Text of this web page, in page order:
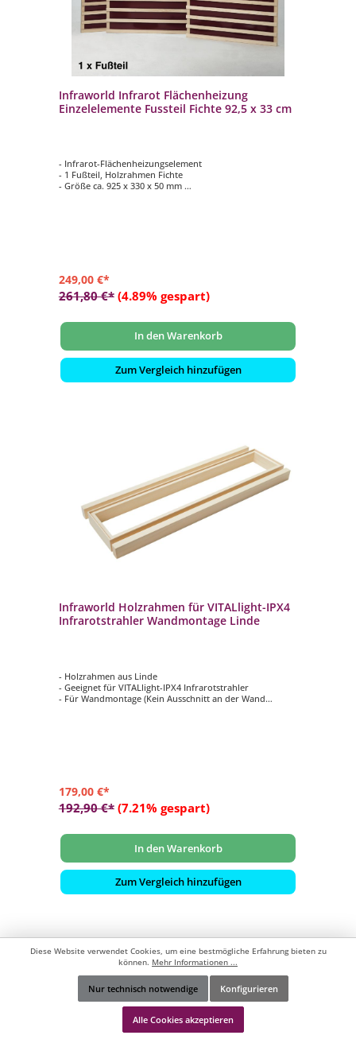
Infraworld Infrarot Flächenheizung
Einzelelemente Fussteil Fichte 92,5 x 33 cm
- Infrarot-Flächenheizungselement
- 1 Fußteil, Holzrahmen Fichte
- Größe ca. 925 x 330 x 50 mm
249,00 €*
261,80 €* (4.89% gespart)
In den Warenkorb
Zum Vergleich hinzufügen
Infraworld Holzrahmen für VITALlight-IPX4
Infrarotstrahler Wandmontage Linde
- Holzrahmen aus Linde
- Geeignet für VITALlight-IPX4 Infrarotstrahler
- Für Wandmontage (Kein Ausschnitt an der Wand
179,00 €*
192,90 €* (7.21% gespart)
In den Warenkorb
Zum Vergleich hinzufügen
Werkzeugleiste anzeigen
Diese Website verwendet Cookies, um eine bestmögliche Erfahrung bieten zu
können. Mehr Informationen ...
Nur technisch notwendige Konfigurieren
Alle Cookies akzeptieren